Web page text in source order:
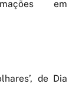
em
de Dia